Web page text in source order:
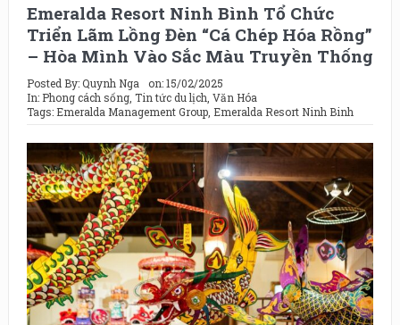
Emeralda Resort Ninh Bình Tổ Chức
Triển Lãm Lồng Đèn “Cá Chép Hóa Rồng”
– Hòa Mình Vào Sắc Màu Truyền Thống
Posted By:Quynh Nga on:15/02/2025
In: Phong cách sống, Tin tức du lịch Văn Hóa
Tags: Emeralda Management Group, Emeralda Resort Ninh Binh